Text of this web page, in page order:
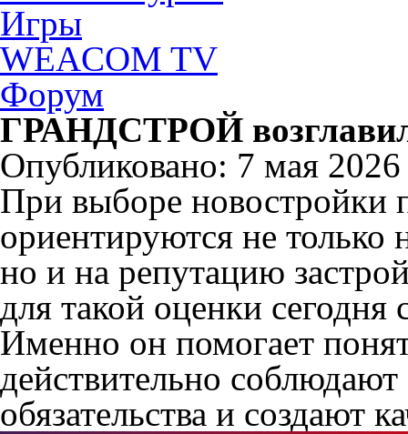
Игры
WEACOM TV
Форум
ГРАНДСТРОЙ
Опубликовано: 7 мая
При выборе новостройки
ориентируются не только
но и на репутацию
для такой оценки
Именно он помогает
действительно
обязательства и создают